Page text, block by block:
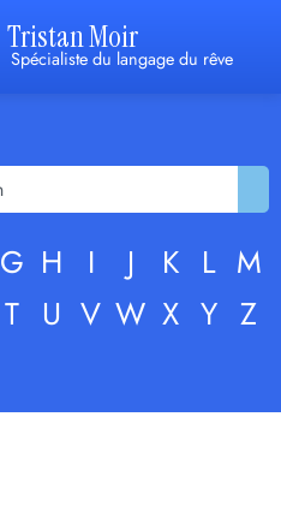
Tristan Moir
Spécialiste du langage du rêve
G H I J K L M
T U V W X Y Z